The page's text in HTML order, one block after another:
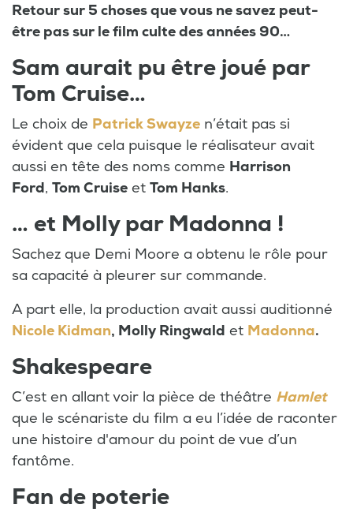
Retour sur 5 choses que vous ne savez peut-
être pas sur le film culte des années 90…
Sam aurait pu être joué par
Tom Cruise…
Le choix de Patrick Swayze n’était pas si
évident que cela puisque le réalisateur avait
aussi en tête des noms comme Harrison
Ford, Tom Cruise et Tom Hanks.
… et Molly par Madonna !
Sachez que Demi Moore a obtenu le rôle pour
sa capacité à pleurer sur commande.
A part elle, la production avait aussi auditionné
Nicole Kidman, Molly Ringwald et Madonna.
Shakespeare
C’est en allant voir la pièce de théâtre Hamlet
que le scénariste du film a eu l’idée de raconter
une histoire d'amour du point de vue d’un
fantôme.
Fan de poterie